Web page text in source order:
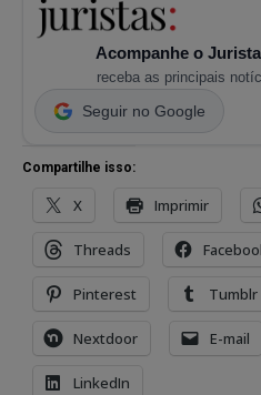
Acompanhe o
receba as principais
Seguir no Google
Compartilhe isso:
X Imprimir
Threads
Pinterest Tumblr
Nextdoor E-mail
LinkedIn